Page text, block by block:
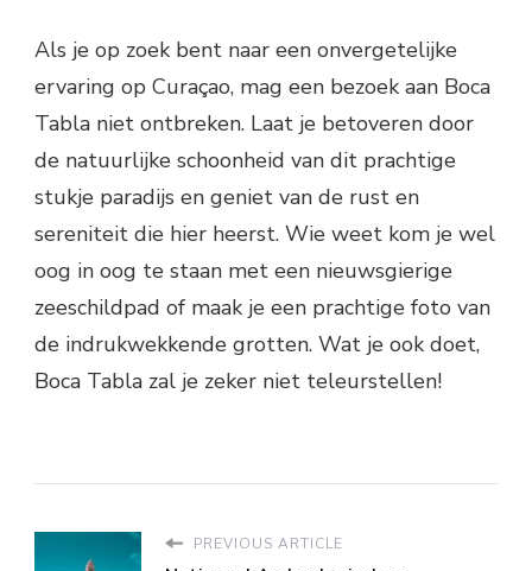
Als je op zoek bent naar een onvergetelijke
ervaring op Curaçao, mag een bezoek aan Boca
Tabla niet ontbreken. Laat je betoveren door
de natuurlijke schoonheid van dit prachtige
stukje paradijs en geniet van de rust en
sereniteit die hier heerst. Wie weet kom je wel
oog in oog te staan met een nieuwsgierige
zeeschildpad of maak je een prachtige foto van
de indrukwekkende grotten. Wat je ook doet,
Boca Tabla zal je zeker niet teleurstellen!
PREVIOUS ARTICLE